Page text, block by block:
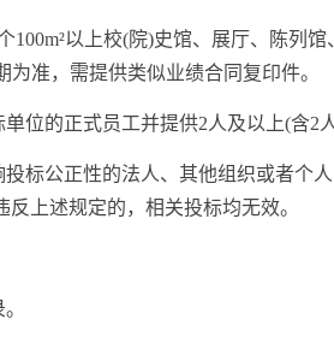
以上校(院)史馆、展厅、陈列
准，需提供类似业绩合同复印件。
的正式员工并提供2人及以上(含2人
公正性的法人、其他组织或者个
上述规定的，相关投标均无效。